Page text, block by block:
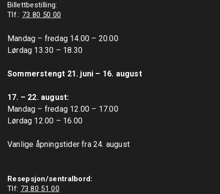
Billettbestilling:
Tlf.: 73 80 50 00
Mandag – fredag 14.00 – 20.00
Lørdag 13.30 – 18.30
Sommerstengt 21. juni – 16. august
17. – 22. august:
Mandag – fredag 12.00 – 17.00
Lørdag 12.00 – 16.00
Vanlige åpningstider fra 24. august
Resepsjon/sentralbord:
Tlf: 73 80 51 00